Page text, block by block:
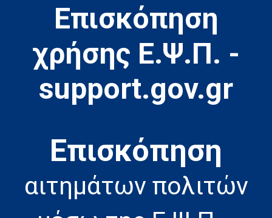
Επισκόπηση
χρήσης Ε.Ψ.Π. -
support.gov.gr
Eπισκόπηση
αιτημάτων πολιτών